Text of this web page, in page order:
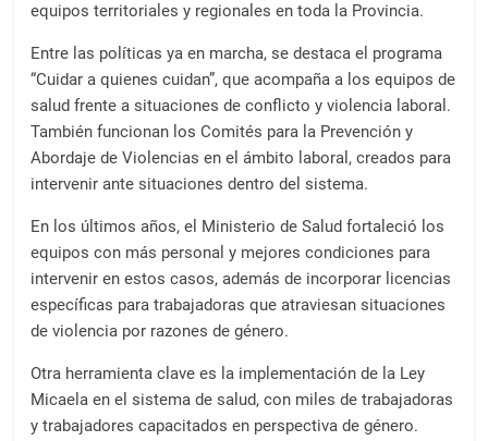
equipos territoriales y regionales en toda la Provincia.
Entre las políticas ya en marcha, se destaca el programa
“Cuidar a quienes cuidan”, que acompaña a los equipos de
salud frente a situaciones de conflicto y violencia laboral.
También funcionan los Comités para la Prevención y
Abordaje de Violencias en el ámbito laboral, creados para
intervenir ante situaciones dentro del sistema.
En los últimos años, el Ministerio de Salud fortaleció los
equipos con más personal y mejores condiciones para
intervenir en estos casos, además de incorporar licencias
específicas para trabajadoras que atraviesan situaciones
de violencia por razones de género.
Otra herramienta clave es la implementación de la Ley
Micaela en el sistema de salud, con miles de trabajadoras
y trabajadores capacitados en perspectiva de género.